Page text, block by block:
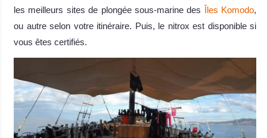
les meilleurs sites de plongée sous-marine des Îles Komodo,
ou autre selon votre itinéraire. Puis, le nitrox est disponible si
vous êtes certifiés.